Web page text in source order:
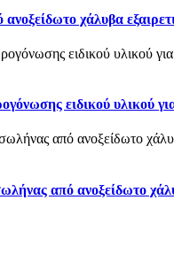
χάλυβα
ειδικού υλικού
από ανοξείδωτο